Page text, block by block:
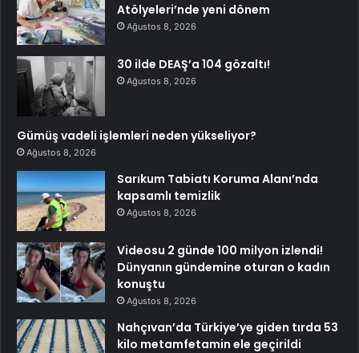
Atölyeleri’nde yeni dönem
Ağustos 8, 2026
30 ilde DEAŞ’a 104 gözaltı!
Ağustos 8, 2026
Gümüş vadeli işlemleri neden yükseliyor?
Ağustos 8, 2026
Sarıkum Tabiatı Koruma Alanı’nda
kapsamlı temizlik
Ağustos 8, 2026
Videosu 2 günde 100 milyon izlendi!
Dünyanın gündemine oturan o kadın
konuştu
Ağustos 8, 2026
Nahçıvan’da Türkiye’ye giden tırda 53
kilo metamfetamin ele geçirildi